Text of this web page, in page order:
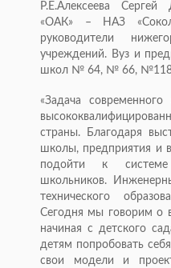
Р.Е.Алексеева
«ОАК» – НАЗ
руководители
учреждений. Вуз и
школ № 64, № 66,
«Задача
страны. Благодаря
школы, предприятия и
подойти к системе
школьников.
технического
Сегодня мы говорим о
начиная с детского
детям попробовать
свои модели и